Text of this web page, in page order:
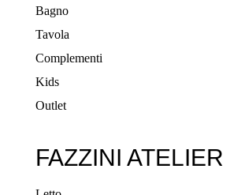
Bagno
Tavola
Complementi
Kids
Outlet
FAZZINI ATELIER